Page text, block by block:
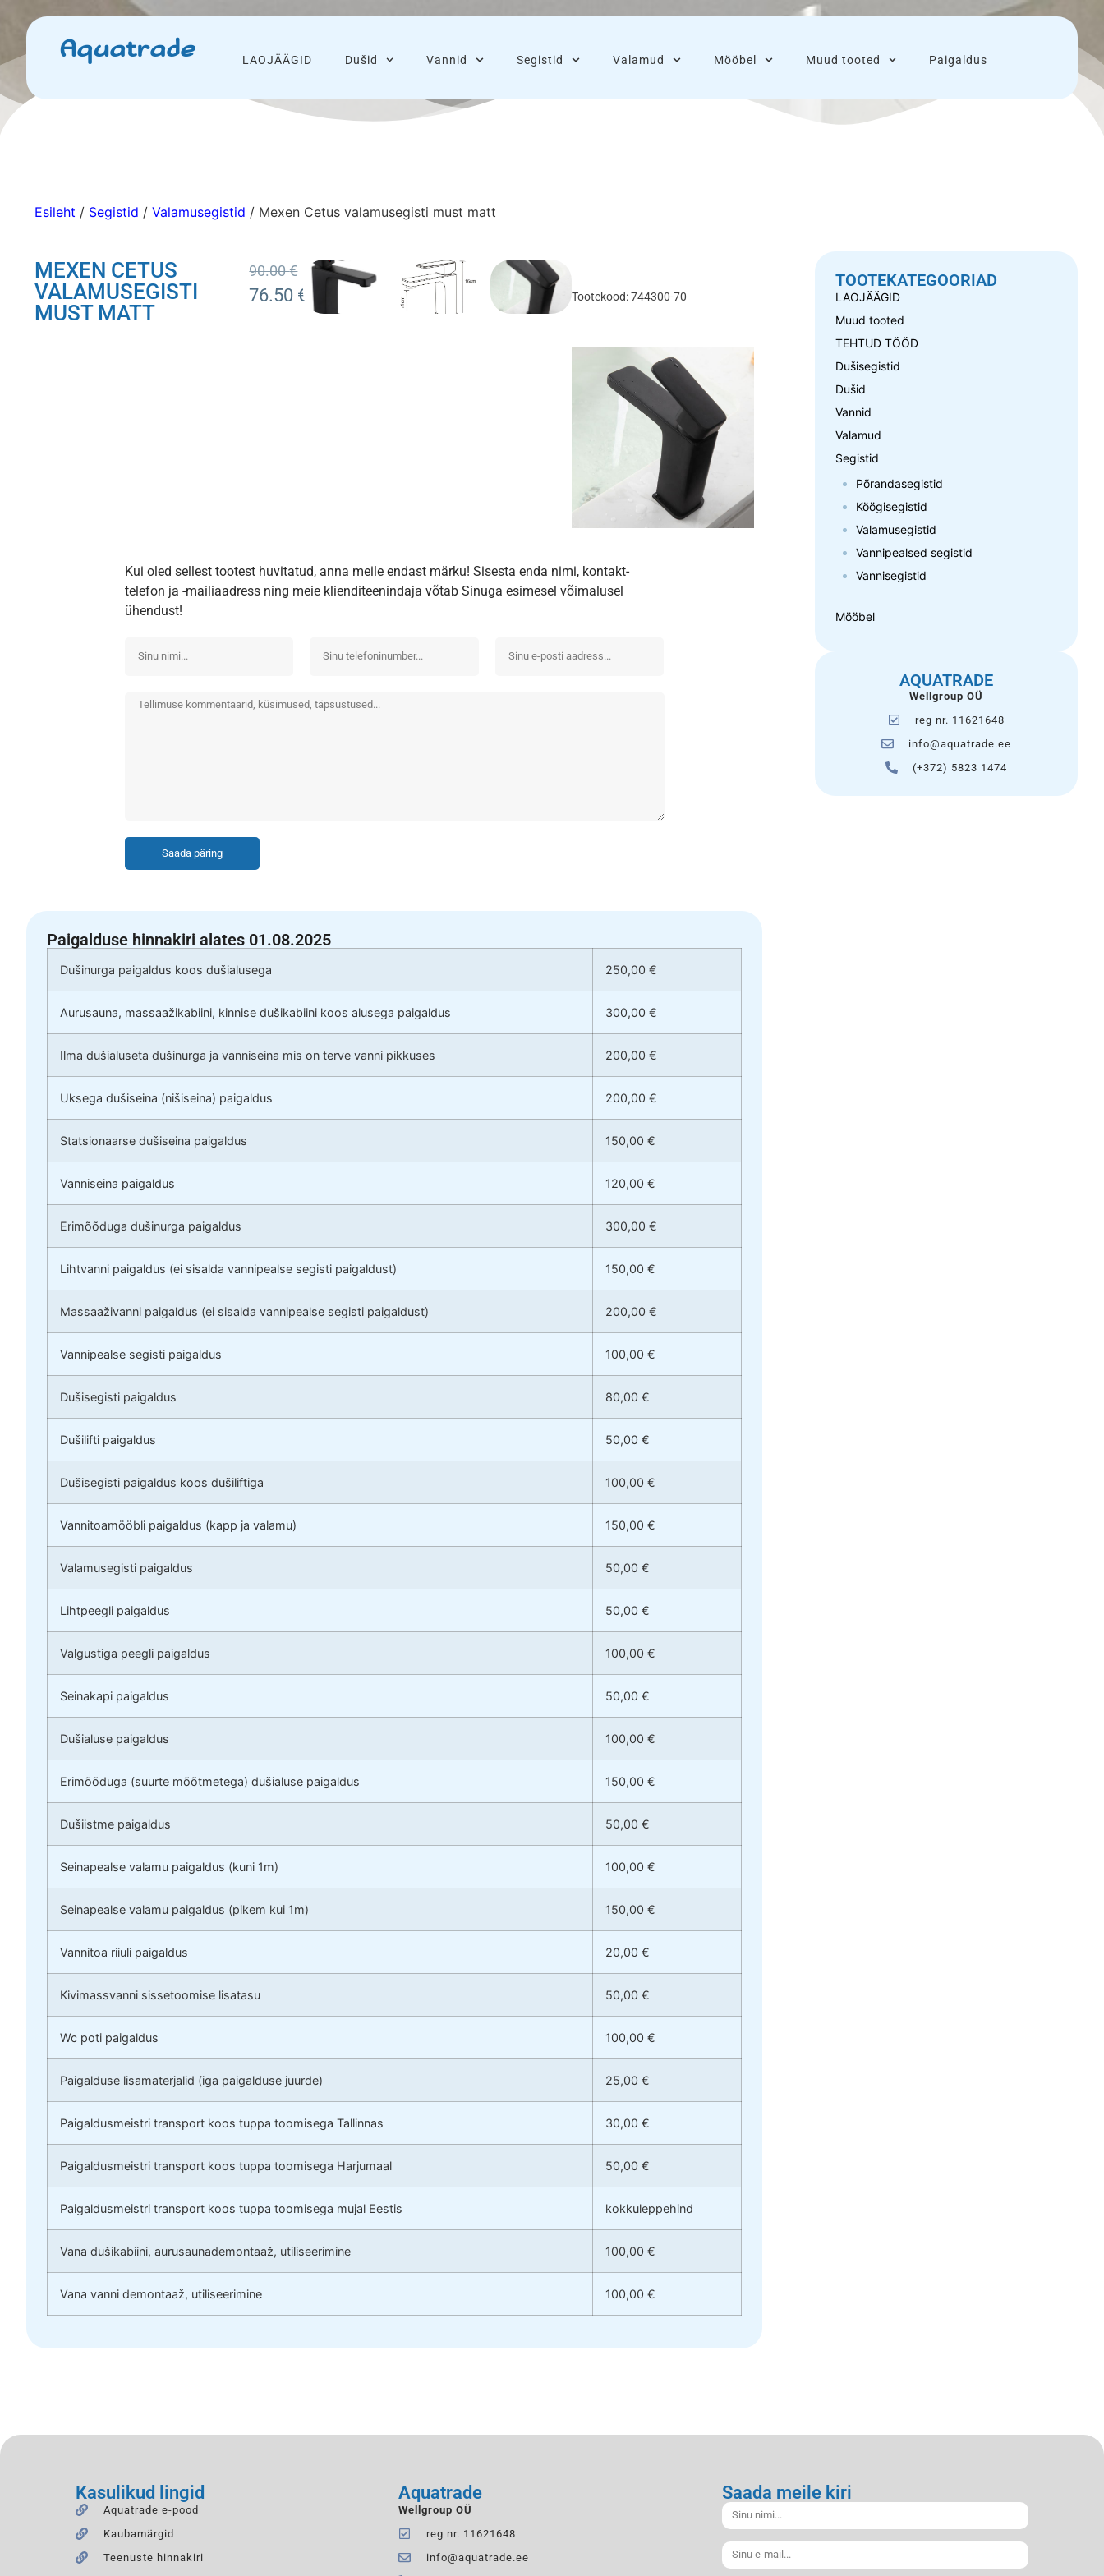
Aquatrade LAOJÄÄGID Dušid Vannid Segistid Valamud Mööbel Muud tooted Paigaldus
Esileht / Segistid / Valamusegistid / Mexen Cetus valamusegisti must matt
MEXEN CETUS
VALAMUSEGISTI
MUST MATT
90.00€
76.50 € Tootekood: 744300-70
Kui oled sellest tootest huvitatud, anna meile endast märku! Sisesta enda nimi, kontakt-
telefon ja -mailiaadress ning meie klienditeenindaja võtab Sinuga esimesel võimalusel
ühendust!
Saada päring
Paigalduse hinnakiri alates 01.08.2025
Dušinurga paigaldus koos dušialusega 250,00 €
Aurusauna, massaažikabiini, kinnise dušikabiini koos alusega paigaldus 300,00 €
Ilma dušialuseta dušinurga ja vanniseina mis on terve vanni pikkuses 200,00 €
Uksega dušiseina (nišiseina) paigaldus 200,00 €
Statsionaarse dušiseina paigaldus 150,00 €
Vanniseina paigaldus 120,00 €
Erimõõduga dušinurga paigaldus 300,00 €
Lihtvanni paigaldus (ei sisalda vannipealse segisti paigaldust) 150,00 €
Massaaživanni paigaldus (ei sisalda vannipealse segisti paigaldust) 200,00 €
Vannipealse segisti paigaldus 100,00 €
Dušisegisti paigaldus 80,00 €
Dušilifti paigaldus 50,00 €
Dušisegisti paigaldus koos dušiliftiga 100,00 €
Vannitoamööbli paigaldus (kapp ja valamu) 150,00 €
Valamusegisti paigaldus 50,00 €
Lihtpeegli paigaldus 50,00 €
Valgustiga peegli paigaldus 100,00 €
Seinakapi paigaldus 50,00 €
Dušialuse paigaldus 100,00 €
Erimõõduga (suurte mõõtmetega) dušialuse paigaldus 150,00 €
Dušiistme paigaldus 50,00 €
Seinapealse valamu paigaldus (kuni 1m) 100,00 €
Seinapealse valamu paigaldus (pikem kui 1m) 150,00 €
Vannitoa riiuli paigaldus 20,00 €
Kivimassvanni sissetoomise lisatasu 50,00 €
Wc poti paigaldus 100,00 €
Paigalduse lisamaterjalid (iga paigalduse juurde) 25,00 €
Paigaldusmeistri transport koos tuppa toomisega Tallinnas 30,00 €
Paigaldusmeistri transport koos tuppa toomisega Harjumaal 50,00 €
Paigaldusmeistri transport koos tuppa toomisega mujal Eestis kokkuleppehind
Vana dušikabiini, aurusaunademontaaž, utiliseerimine 100,00 €
Vana vanni demontaaž, utiliseerimine 100,00 €
TOOTEKATEGOORIAD
LAOJÄÄGID
Muud tooted
TEHTUD TÖÖD
Dušisegistid
Dušid
Vannid
Valamud
Segistid
Põrandasegistid
Köögisegistid
Valamusegistid
Vannipealsed segistid
Vannisegistid
Mööbel
AQUATRADE
Wellgroup OÜ
reg nr. 11621648
info@aquatrade.ee
(+372) 5823 1474
Kasulikud lingid
Aquatrade e-pood
Kaubamärgid
Teenuste hinnakiri
Aquatrade
Wellgroup OÜ
reg nr. 11621648
info@aquatrade.ee
Saada meile kiri